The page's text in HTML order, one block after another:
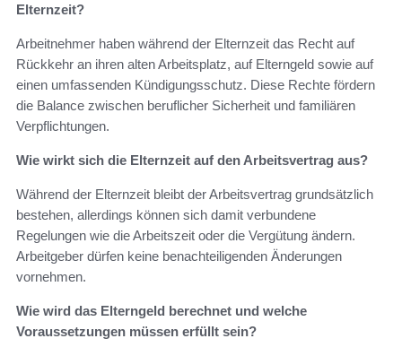
Elternzeit?
Arbeitnehmer haben während der Elternzeit das Recht auf
Rückkehr an ihren alten Arbeitsplatz, auf Elterngeld sowie auf
einen umfassenden Kündigungsschutz. Diese Rechte fördern
die Balance zwischen beruflicher Sicherheit und familiären
Verpflichtungen.
Wie wirkt sich die Elternzeit auf den Arbeitsvertrag aus?
Während der Elternzeit bleibt der Arbeitsvertrag grundsätzlich
bestehen, allerdings können sich damit verbundene
Regelungen wie die Arbeitszeit oder die Vergütung ändern.
Arbeitgeber dürfen keine benachteiligenden Änderungen
vornehmen.
Wie wird das Elterngeld berechnet und welche
Voraussetzungen müssen erfüllt sein?